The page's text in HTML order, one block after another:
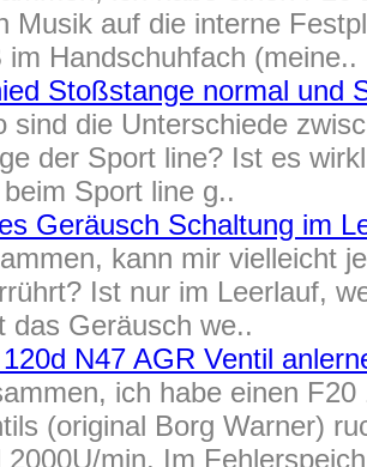
Musik auf die interne
im Handschuhfach (meine..
Stoßstange normal und
sind die Unterschiede
der Sport line? Ist es
Sport line g..
Geräusch Schaltung im
kann mir vielleicht
Ist nur im Leerlauf,
das Geräusch we..
N47 AGR Ventil
ich habe einen
(original Borg Warner)
2000U/min. Im